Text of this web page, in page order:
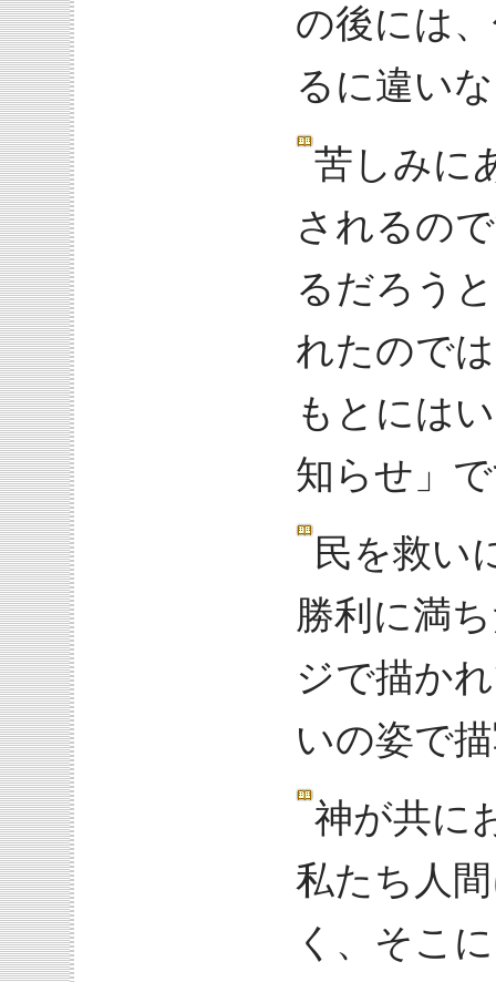
の後には
るに違い
苦しみに
されるの
るだろう
れたので
もとには
知らせ」
民を救い
勝利に満
ジで描か
いの姿で
神が共に
私たち人
く、そこ